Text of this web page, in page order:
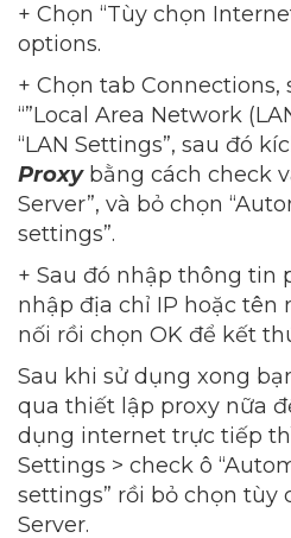
+ Chọn “Tùy chọn
options.
+ Chọn tab Connections,
“”Local Area Network
“LAN Settings”, sau đó
Proxy bằng cách check
Server”, và bỏ chọn
settings”.
+ Sau đó nhập thông tin
nhập địa chỉ IP hoặc
nối rồi chọn OK để kết
Sau khi sử dụng xong
qua thiết lập proxy nữa
dụng internet trực tiếp
Settings > check ô
settings” rồi bỏ chọn tùy
Server.